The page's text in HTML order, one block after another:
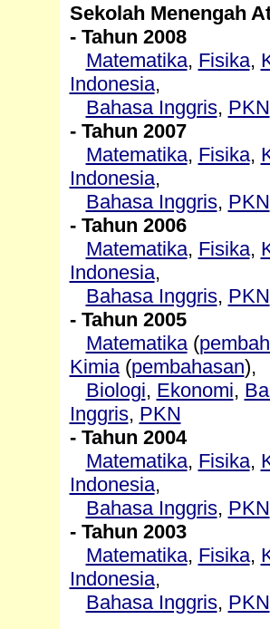
Sekolah Menengah
- Tahun 2008
Matematika, Fisika,
Indonesia,
Bahasa Inggris, PKN
- Tahun 2007
Matematika, Fisika,
Indonesia,
Bahasa Inggris, PKN
- Tahun 2006
Matematika, Fisika,
Indonesia,
Bahasa Inggris, PKN
- Tahun 2005
Matematika(
Kimia(pembahasan),
Biologi, Ekonomi,
Inggris, PKN
- Tahun 2004
Matematika, Fisika,
Indonesia,
Bahasa Inggris, PKN
- Tahun 2003
Matematika, Fisika,
Indonesia,
Bahasa Inggris, PKN